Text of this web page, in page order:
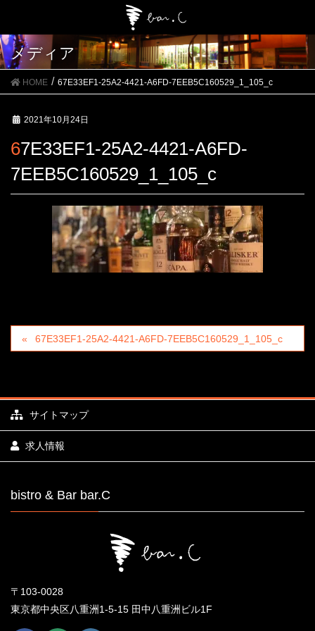
メディア
HOME 67E33EF1-25A2-4421-A6FD-7EEB5C160529_1_105_c
2021年10月24日
67E33EF1-25A2-4421-A6FD-
7EEB5C160529_1_105_c
67E33EF1-25A2-4421-A6FD-7EEB5C160529_1_105_c
サイトマップ
求人情報
bistro & Bar bar.C
〒103-0028
東京都中央区八重洲1-5-15 田中八重洲ビル1F